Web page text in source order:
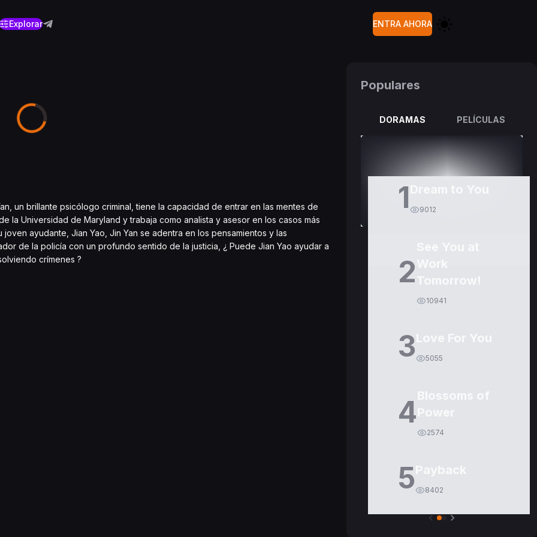
Explorar ENTRA AHORA
un brillante psicólogo criminal, tiene la capacidad de entrar en las mentes de
la Universidad de Maryland y trabaja como analista y asesor en los casos más
ayudante, Jian Yao, Jin Yan se adentra en los pensamientos y las
de la policía con un profundo sentido de la justicia, ¿ Puede Jian Yao ayudar a
crímenes ?
Populares
DORAMAS PELÍCULAS
1 9012
2
10941
3 5055
4
2574
5 8402